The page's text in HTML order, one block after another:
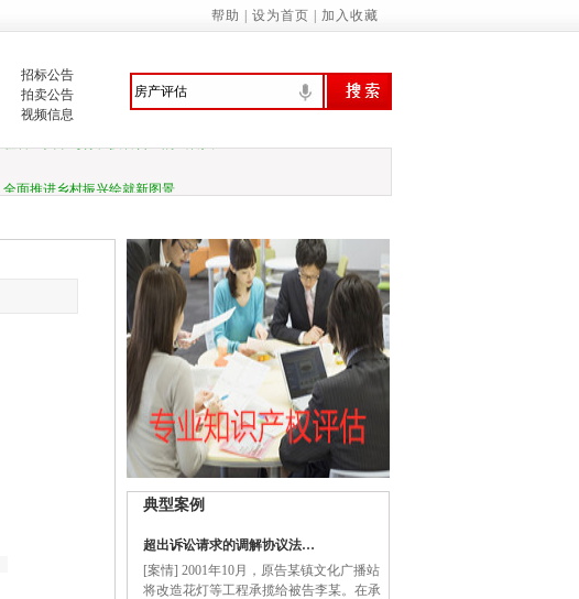
帮助 设为首页 加入收藏
招标公告
拍卖公告
视频信息
增强生态文明意识 提高环境保护自觉——来自首个全国
生…
翟智：实干笃行、技管合一的城管人
关于印发《国家基本公共服务标准（2023年版）》的通知
关于完善政府诚信履约机制优化民营经济发展环境的通知
财政部新疆监管局：“三坚持”做深做实地方财政运行分…
国务院办公厅关于应急管理综合行政执法有关事项的通知
中共中央 国务院关于促进民营经济发展壮大的意见
《中共中央 国务院关于促进民营经济发展壮大的意见》
典型案例
超出诉讼请求的调解协议法…
[案情] 2001年10月，原告某镇文化广播站
将改造花灯等工程承揽给被告李某。在承